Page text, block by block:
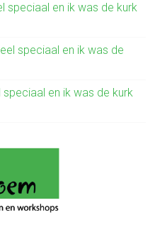
speciaal en ik was de kurk
speciaal en ik was de
speciaal en ik was de kurk